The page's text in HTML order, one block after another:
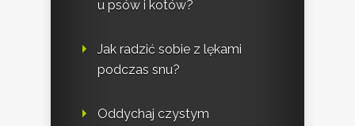
u psów i kotów?
Jak radzić sobie z lękami
podczas snu?
Oddychaj czystym